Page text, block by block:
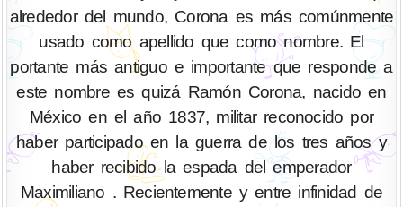
alrededor del mundo, Corona es más comúnmente
usado como apellido que como nombre. El
portante más antiguo e importante que responde a
este nombre es quizá Ramón Corona, nacido en
México en el año 1837, militar reconocido por
haber participado en la guerra de los tres años y
haber recibido la espada del emperador
Maximiliano . Recientemente y entre infinidad de